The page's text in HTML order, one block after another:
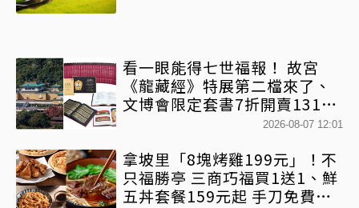
看一眼能得七世福報！ 故宮
《龍藏經》特展第二檔來了、
文博會限定套書7折開賣131萬
網驚：貧窮限制想像2026-08-07 12:01
拿坡里「8塊烤雞199元」！不
只福勝亭 三商巧福買1送1、鮮
五丼套餐159元起 手刀免費領